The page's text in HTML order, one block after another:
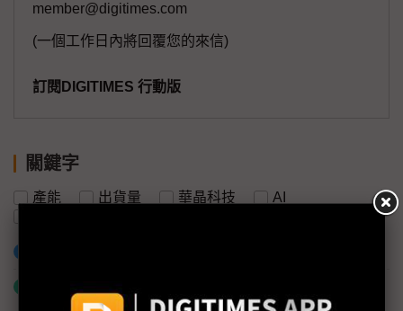
member@digitimes.com
(一個工作日內將回覆您的來信)
訂閱DIGITIMES 行動版
關鍵字
產能 出貨量 華晶科技
AI
什麼是「關鍵字追蹤」